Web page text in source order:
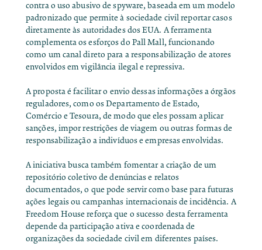
contra o uso abusivo de spyware, baseada em um modelo
padronizado que permite à sociedade civil reportar casos
diretamente às autoridades dos EUA. A ferramenta
complementa os esforços do Pall Mall, funcionando
como um canal direto para a responsabilização de atores
envolvidos em vigilância ilegal e repressiva.
A proposta é facilitar o envio dessas informações a órgãos
reguladores, como os Departamento de Estado,
Comércio e Tesoura, de modo que eles possam aplicar
sanções, impor restrições de viagem ou outras formas de
responsabilização a indivíduos e empresas envolvidas.
A iniciativa busca também fomentar a criação de um
repositório coletivo de denúncias e relatos
documentados, o que pode servir como base para futuras
ações legais ou campanhas internacionais de incidência. A
Freedom House reforça que o sucesso desta ferramenta
depende da participação ativa e coordenada de
organizações da sociedade civil em diferentes países.